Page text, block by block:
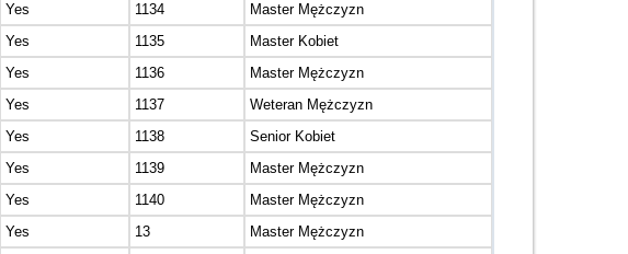
Yes 1134
Master Mężczyzn
Yes 1135
Master Kobiet
Yes 1136
Master Mężczyzn
Yes 1137
Weteran Mężczyzn
Yes 1138
Senior Kobiet
Yes 1139
Master Mężczyzn
Yes 1140
Master Mężczyzn
Yes 13
Master Mężczyzn